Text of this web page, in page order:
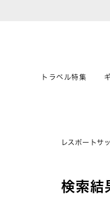
トラベル特集
レスポートサ
検索結